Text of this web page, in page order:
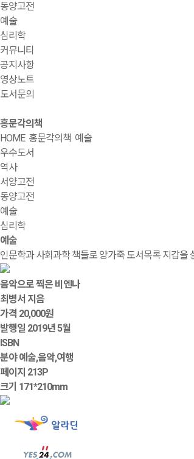
동양고전
예술
심리학
커뮤니티
공지사항
영상노트
도서문의
홍문각의책
HOME 홍문각의책 예술
우수도서
역사
서양고전
동양고전
예술
심리학
예술
인문학과 사회과학 책들로 양가죽 도서목록 지갑을
음악으로 찍은 비엔나
최병서 지음
가격 20,000원
발행일 2019년 5월
ISBN
분야예술,음악,여행
페이지 213P
크기 171*210mm